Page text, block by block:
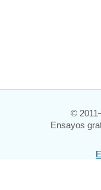
©
Ensayos